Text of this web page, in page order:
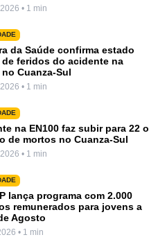
• 1 min
da Saúde confirma estado
feridos do acidente na
no Cuanza-Sul
• 1 min
na EN100 faz subir para 22 o
de mortos no Cuanza-Sul
• 1 min
lança programa com 2.000
remunerados para jovens a
Agosto
• 1 min